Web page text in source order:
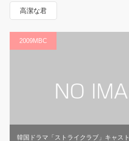
高潔な君
2009MBC
韓国ドラマ「ストライクラブ」キャスト